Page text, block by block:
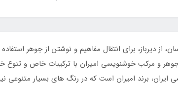
برای انتقال مفاهیم و نوشتن از جوهر استفاده
و مرکب خوشنویسی امیران با ترکیبات خاص و تنوع
برند امیران است که در رنگ های بسیار متنوعی